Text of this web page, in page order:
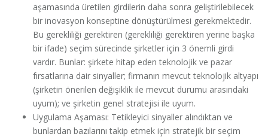
aşamasında üretilen girdilerin daha sonra geliştirilebilecek
bir inovasyon konseptine dönüştürülmesi gerekmektedir.
Bu gerekliliği gerektiren (gerekliliği gerektiren yerine başka
bir ifade) seçim sürecinde şirketler için 3 önemli girdi
vardır. Bunlar: şirkete hitap eden teknolojik ve pazar
fırsatlarına dair sinyaller; firmanın mevcut teknolojik altyapı
(şirketin önerilen değişiklik ile mevcut durumu arasındaki
uyum); ve şirketin genel stratejisi ile uyum.
Uygulama Aşaması: Tetikleyici sinyaller alındıktan ve
bunlardan bazılarını takip etmek için stratejik bir seçim